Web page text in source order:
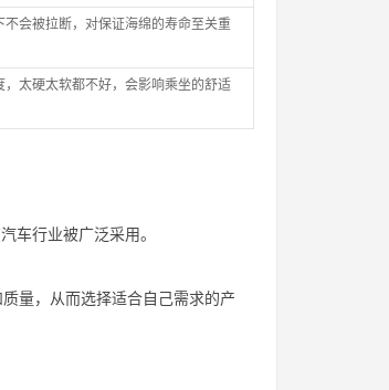
会被拉断，对保证海绵的寿命至关重
，太硬太软都不好，会影响乘坐的舒适
车行业被广泛采用。
量，从而选择适合自己需求的产